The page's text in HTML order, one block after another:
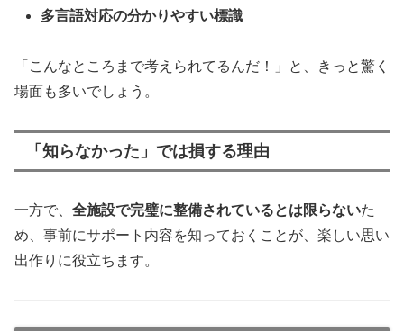
多言語対応の分かりやすい標識
「こんなところまで考えられてるんだ！」と、きっと驚く
場面も多いでしょう。
「知らなかった」では損する理由
一方で、 全施設で完璧に整備されているとは限らないた
め、事前にサポート内容を知っておくことが、楽しい思い
出作りに役立ちます。